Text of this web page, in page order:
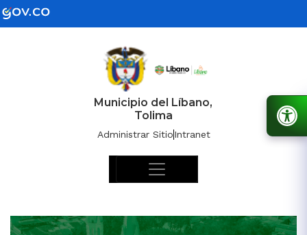
Municipio del Líbano,
Tolima
Administrar SitioIntranet